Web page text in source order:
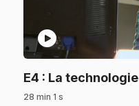
play_circle
E4 : La technologie.
28 min 1 s